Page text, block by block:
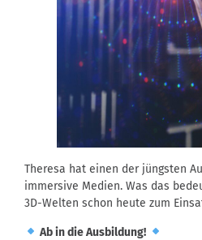
Theresa hat einen der jüngsten
immersive Medien. Was das
3D-Welten schon heute zum
Ab in die Ausbildung!